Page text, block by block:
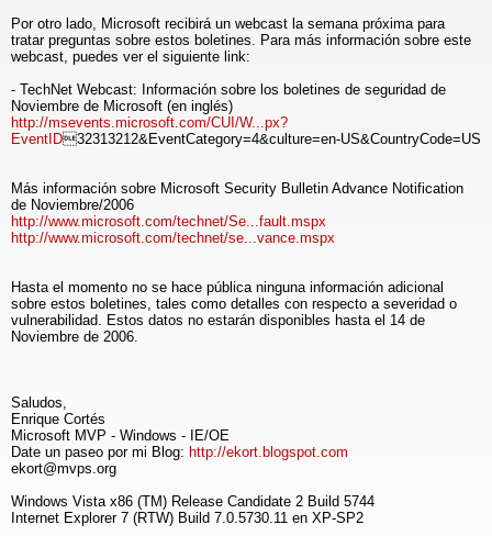
Por otro lado, Microsoft recibirá un webcast la semana próxima para
tratar preguntas sobre estos boletines. Para más información sobre este
webcast, puedes ver el siguiente link:
- TechNet Webcast: Información sobre los boletines de seguridad de
Noviembre de Microsoft (en inglés)
http://msevents.microsoft.com/CUI/W...px?
EventID32313212&EventCategory=4&culture=en-US&CountryCode=US
Más información sobre Microsoft Security Bulletin Advance Notification
de Noviembre/2006
http://www.microsoft.com/technet/Se...fault.mspx
http://www.microsoft.com/technet/se...vance.mspx
Hasta el momento no se hace pública ninguna información adicional
sobre estos boletines, tales como detalles con respecto a severidad o
vulnerabilidad. Estos datos no estarán disponibles hasta el 14 de
Noviembre de 2006.
Saludos,
Enrique Cortés
Microsoft MVP - Windows - IE/OE
Date un paseo por mi Blog: http://ekort.blogspot.com
ekort@mvps.org
Windows Vista x86 (TM) Release Candidate 2 Build 5744
Internet Explorer 7 (RTW) Build 7.0.5730.11 en XP-SP2